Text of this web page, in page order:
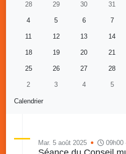
Calendrier
28 29 30 31
4 5 6 7
11 12 13 14
18 19 20 21
25 26 27 28
2 3 4 5
Mar. 5 août 2025 09h00